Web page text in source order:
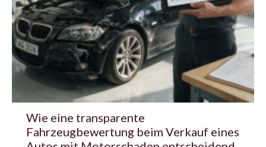
Wie eine transparente
Fahrzeugbewertung beim Verkauf eines